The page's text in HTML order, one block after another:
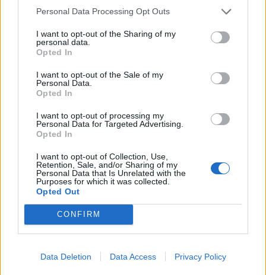
Personal Data Processing Opt Outs
I want to opt-out of the Sharing of my
personal data.
Opted In
I want to opt-out of the Sale of my
Personal Data.
Opted In
I want to opt-out of processing my
Personal Data for Targeted Advertising.
Opted In
I want to opt-out of Collection, Use,
Retention, Sale, and/or Sharing of my
Personal Data that Is Unrelated with the
Purposes for which it was collected.
Opted Out
CONFIRM
Data Deletion Data Access Privacy Policy
CHIESA PARROCCHIALE SAN GIOVANNI BATTISTA DI
INDUNO OLONA
Luogo di Sepoltura
Cimitero di Induno Olona
Onoranze Funebri Gallio
damiano.gallio.of@alice.it
Firmato:
ONORANZE FUNEBRI GALLIO Induno Olona - Arcisate
0332/203133
INSERISCI LA TUA PARTECIPAZIONE